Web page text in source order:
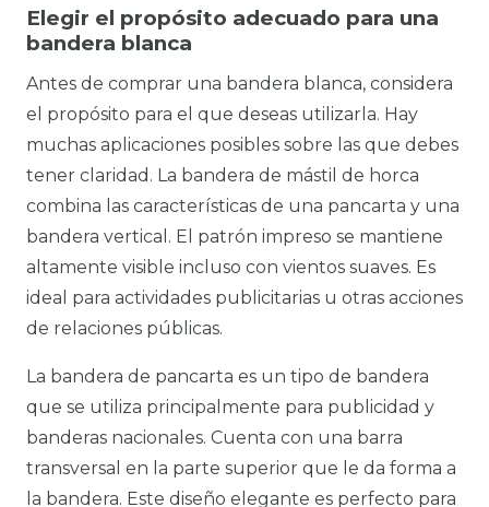
Elegir el propósito adecuado para una
bandera blanca
Antes de comprar una bandera blanca, considera
el propósito para el que deseas utilizarla. Hay
muchas aplicaciones posibles sobre las que debes
tener claridad. La bandera de mástil de horca
combina las características de una pancarta y una
bandera vertical. El patrón impreso se mantiene
altamente visible incluso con vientos suaves. Es
ideal para actividades publicitarias u otras acciones
de relaciones públicas.
La bandera de pancarta es un tipo de bandera
que se utiliza principalmente para publicidad y
banderas nacionales. Cuenta con una barra
transversal en la parte superior que le da forma a
la bandera. Este diseño elegante es perfecto para